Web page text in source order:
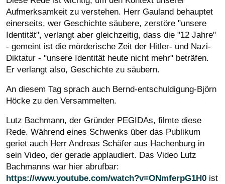
Aufmerksamkeit zu verstehen. Herr Gauland behauptet
einerseits, wer Geschichte säubere, zerstöre "unsere
Identität", verlangt aber gleichzeitig, dass die "12 Jahre"
- gemeint ist die mörderische Zeit der Hitler- und Nazi-
Diktatur - "unsere Identität heute nicht mehr" beträfen.
Er verlangt also, Geschichte zu säubern.
An diesem Tag sprach auch Bernd-entschuldigung-Björn
Höcke zu den Versammelten.
Lutz Bachmann, der Gründer PEGIDAs, filmte diese
Rede. Während eines Schwenks über das Publikum
geriet auch Herr Andreas Schäfer aus Hachenburg in
sein Video, der gerade applaudiert. Das Video Lutz
Bachmanns war hier abrufbar:
https://www.youtube.com/watch?v=ONmferpG1H0 ist